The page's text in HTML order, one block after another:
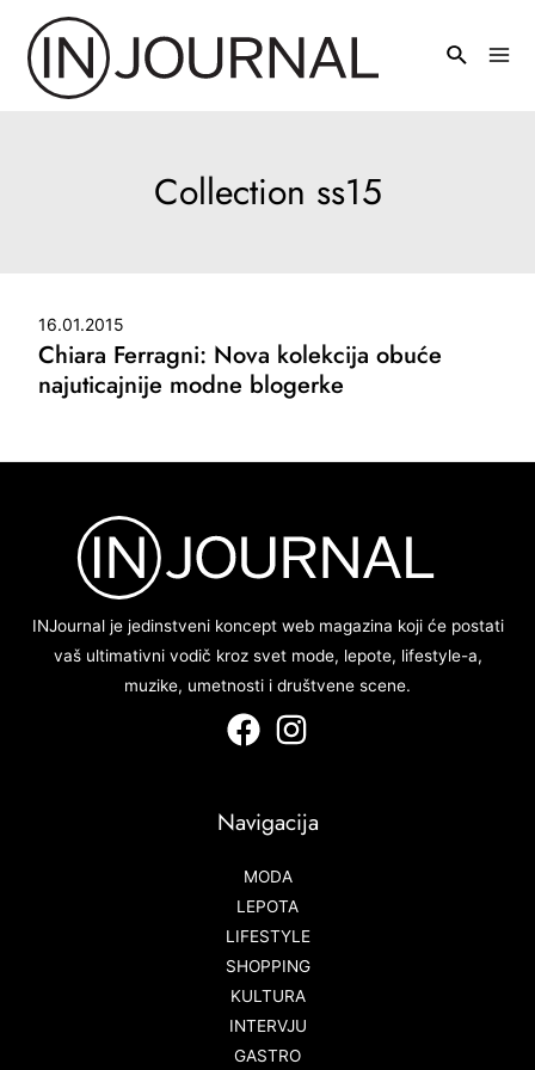
sadržaj
Collection ss15
16.01.2015
Chiara Ferragni: Nova kolekcija obuće
najuticajnije modne blogerke
INJournal je jedinstveni koncept web magazina koji će postati
vaš ultimativni vodič kroz svet mode, lepote, lifestyle-a,
muzike, umetnosti i društvene scene.
Navigacija
MODA
LEPOTA
LIFESTYLE
SHOPPING
KULTURA
INTERVJU
GASTRO